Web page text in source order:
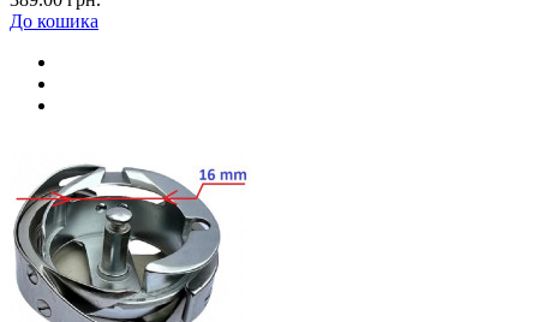
До кошика